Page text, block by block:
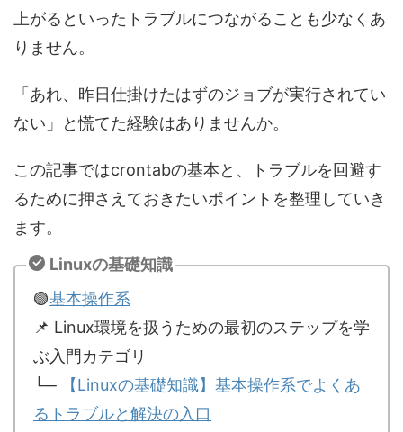
上がるといったトラブルにつながることも少なくあ
りません。
「あれ、昨日仕掛けたはずのジョブが実行されてい
ない」と慌てた経験はありませんか。
この記事ではcrontabの基本と、トラブルを回避す
るために押さえておきたいポイントを整理していき
ます。
Linuxの基礎知識
🟢基本操作系
📌 Linux環境を扱うための最初のステップを学
ぶ入門カテゴリ
└─
【Linuxの基礎知識】基本操作系でよくあ
るトラブルと解決の入口